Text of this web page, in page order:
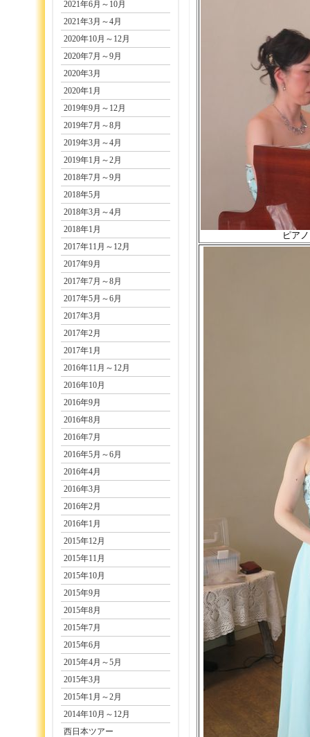
ピア
2021年6月～10月
2021年3月～4月
2020年10月～12月
2020年7月～9月
2020年3月
2020年1月
2019年9月～12月
2019年7月～8月
2019年3月～4月
2019年1月～2月
2018年7月～9月
2018年5月
2018年3月～4月
2018年1月
2017年11月～12月
2017年9月
2017年7月～8月
2017年5月～6月
2017年3月
2017年2月
2017年1月
2016年11月～12月
2016年10月
2016年9月
2016年8月
2016年7月
2016年5月～6月
2016年4月
2016年3月
2016年2月
2016年1月
2015年12月
2015年11月
2015年10月
2015年9月
2015年8月
2015年7月
2015年6月
2015年4月～5月
2015年3月
2015年1月～2月
2014年10月～12月
西日本ツアー